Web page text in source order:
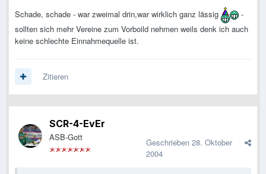
Schade, schade - war zweimal drin,war wirklich ganz lässig
-
sollten sich mehr Vereine zum Vorboild nehmen weils denk ich auch
keine schlechte Einnahmequelle ist.
Zitieren
SCR-4-EvEr
ASB-Gott Geschrieben 28. Oktober
2004